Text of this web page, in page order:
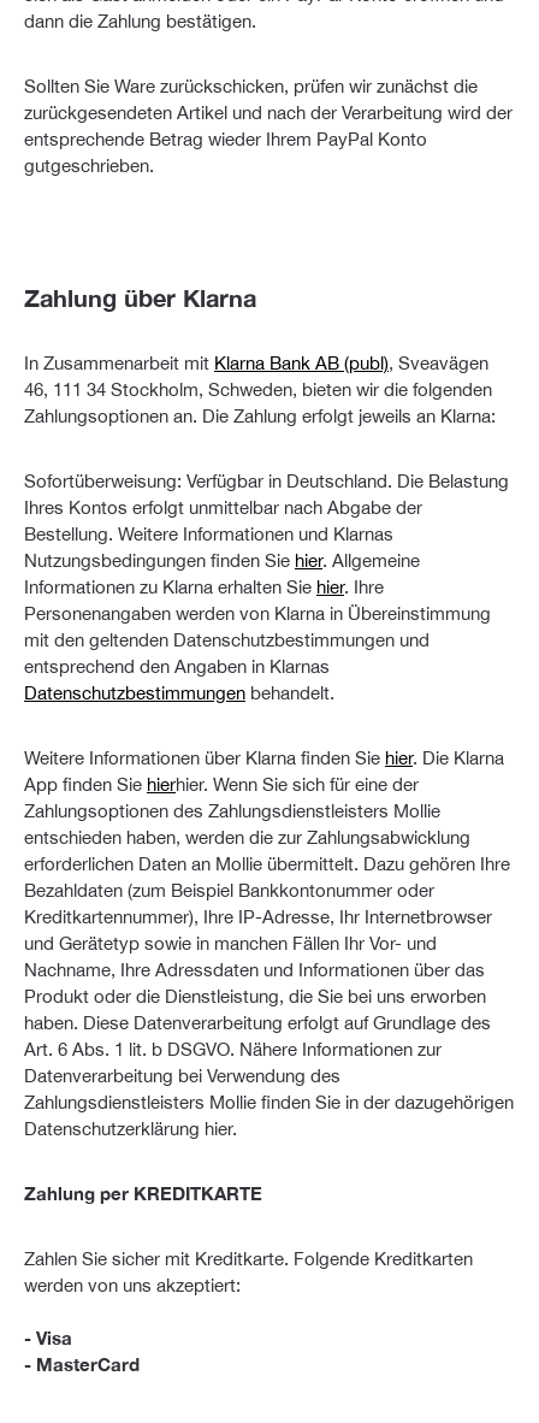
dann die Zahlung bestätigen.
Sollten Sie Ware zurückschicken, prüfen wir zunächst die
zurückgesendeten Artikel und nach der Verarbeitung wird der
entsprechende Betrag wieder Ihrem PayPal Konto
gutgeschrieben.
Zahlung über Klarna
In Zusammenarbeit mit Klarna Bank AB (publ), Sveavägen
46, 111 34 Stockholm, Schweden, bieten wir die folgenden
Zahlungsoptionen an. Die Zahlung erfolgt jeweils an Klarna:
Sofortüberweisung: Verfügbar in Deutschland. Die Belastung
Ihres Kontos erfolgt unmittelbar nach Abgabe der
Bestellung. Weitere Informationen und Klarnas
Nutzungsbedingungen finden Sie hier. Allgemeine
Informationen zu Klarna erhalten Sie hier. Ihre
Personenangaben werden von Klarna in Übereinstimmung
mit den geltenden Datenschutzbestimmungen und
entsprechend den Angaben in Klarnas
Datenschutzbestimmungen behandelt.
Weitere Informationen über Klarna finden Sie hier. Die Klarna
App finden Sie hierhier. Wenn Sie sich für eine der
Zahlungsoptionen des Zahlungsdienstleisters Mollie
entschieden haben, werden die zur Zahlungsabwicklung
erforderlichen Daten an Mollie übermittelt. Dazu gehören Ihre
Bezahldaten (zum Beispiel Bankkontonummer oder
Kreditkartennummer), Ihre IP-Adresse, Ihr Internetbrowser
und Gerätetyp sowie in manchen Fällen Ihr Vor- und
Nachname, Ihre Adressdaten und Informationen über das
Produkt oder die Dienstleistung, die Sie bei uns erworben
haben. Diese Datenverarbeitung erfolgt auf Grundlage des
Art. 6 Abs. 1 lit. b DSGVO. Nähere Informationen zur
Datenverarbeitung bei Verwendung des
Zahlungsdienstleisters Mollie finden Sie in der dazugehörigen
Datenschutzerklärung hier.
Zahlung per KREDITKARTE
Zahlen Sie sicher mit Kreditkarte. Folgende Kreditkarten
werden von uns akzeptiert:
- Visa
- MasterCard